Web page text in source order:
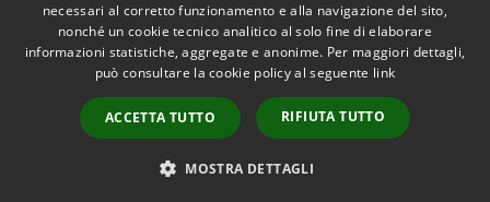
RSS
Accessibilità
Copyright © 2026 • Comune di
Powered byMunicipium
Accesso redazione
necessari al corretto funzionamento e alla navigazione del sito,
nonché un cookie tecnico analitico al solo fine di elaborare
informazioni statistiche, aggregate e anonime. Per maggiori dettagli,
può consultare la cookie policy al seguente link
ACCETTA TUTTO RIFIUTA TUTTO
MOSTRA DETTAGLI